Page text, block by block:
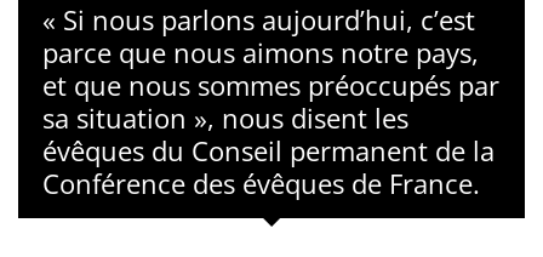
« Si nous parlons aujourd’hui, c’est
parce que nous aimons notre pays,
et que nous sommes préoccupés par
sa situation », nous disent les
évêques du Conseil permanent de la
Conférence des évêques de France.